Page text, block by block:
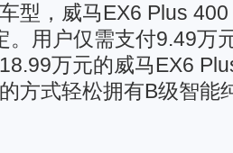
型，威马EX6 Plus
。用户仅需支付9.49万
万元的威马EX6
方式轻松拥有B级智能